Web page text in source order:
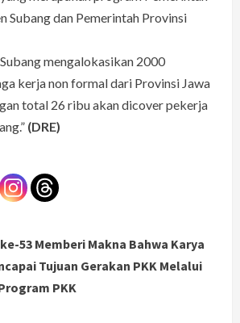
Subang dan Pemerintah Provinsi
mengalokasikan 2000
kerja non formal dari Provinsi Jawa
total 26 ribu akan dicover pekerja
(DRE)
53 Memberi Makna Bahwa Karya
Tujuan Gerakan PKK Melalui
PKK